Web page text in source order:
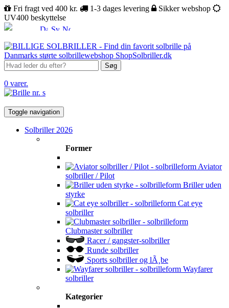
Fri fragt ved 400 kr. 1-3 dages levering
Sikker webshop
UV400 beskyttelse
Søg
0 varer.
Toggle navigation
Solbriller 2026
Former
Aviator
solbriller / Pilot
Briller uden
styrke
Cat eye
solbriller
Clubmaster solbriller
Racer / gangster-solbriller
Runde solbriller
Sports solbriller og lÃ¸be
Wayfarer
solbriller
Kategorier